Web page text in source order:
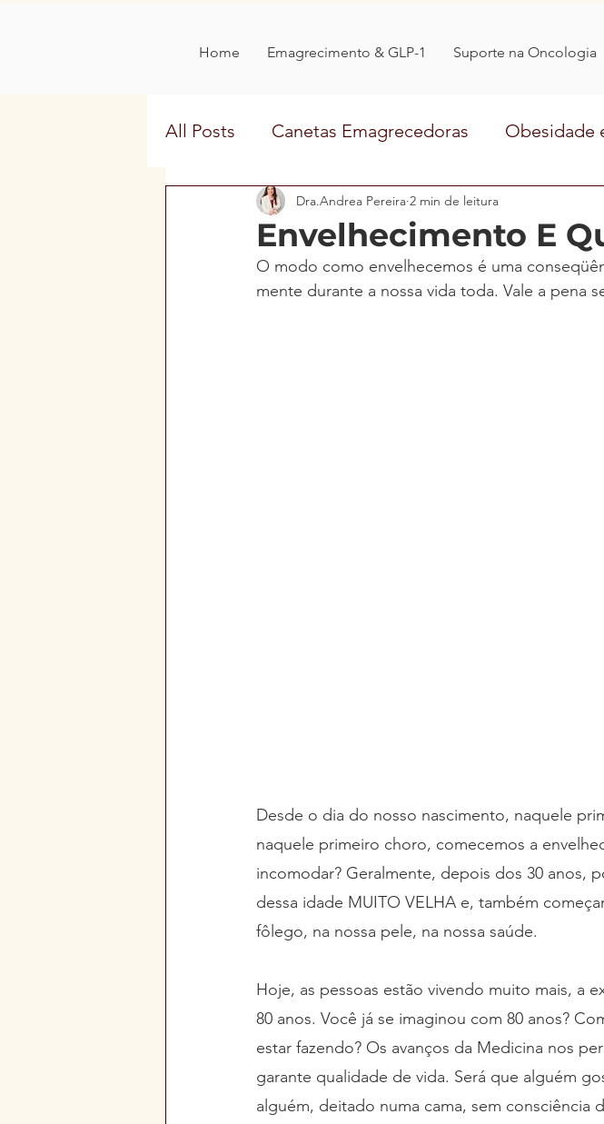
Home Emagrecimento & GLP-1 Suporte na Oncologia
All Posts Canetas Emagrecedoras Obesidade
Nutrologia na Mídia Comer Ciência
Envelhecimento E
Dra.Andrea Pereira 2 min de leitura
O modo como envelhecemos é uma
mente durante a nossa vida toda. Vale a pena
Desde o dia do nosso nascimento, naquele
naquele primeiro choro, comecemos a
incomodar? Geralmente, depois dos 30 anos,
dessa idade MUITO VELHA e, também
fôlego, na nossa pele, na nossa saúde.
Hoje, as pessoas estão vivendo muito mais, a
80 anos. Você já se imaginou com 80 anos?
estar fazendo? Os avanços da Medicina nos
garante qualidade de vida. Será que alguém
alguém, deitado numa cama, sem consciência